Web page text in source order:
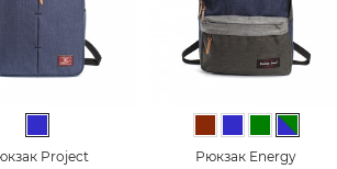
Project
КоричневыйЗеленый
Сине-
Рюкзак Energy